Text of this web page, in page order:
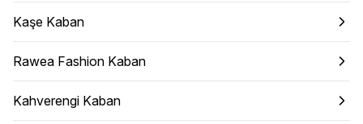
Kaşe Kaban
Rawea Fashion Kaban
Kahverengi Kaban